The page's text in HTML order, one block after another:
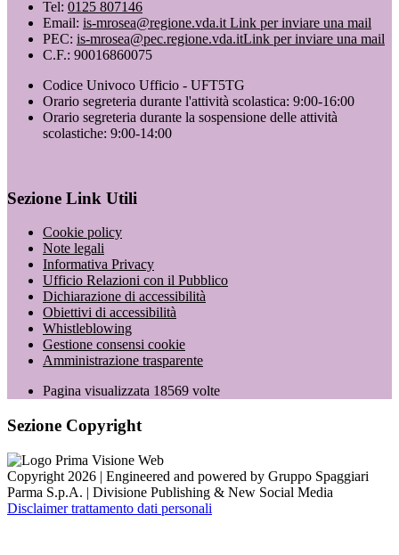
Tel: 0125 807146
Email: is-mrosea@regione.vda.it Link per inviare una mail
PEC: is-mrosea@pec.regione.vda.itLink per inviare una mail
C.F.: 90016860075
Codice Univoco Ufficio - UFT5TG
Orario segreteria durante l'attività scolastica: 9:00-16:00
Orario segreteria durante la sospensione delle attività
scolastiche: 9:00-14:00
Sezione Link Utili
Cookie policy
Note legali
Informativa Privacy
Ufficio Relazioni con il Pubblico
Dichiarazione di accessibilità
Obiettivi di accessibilità
Whistleblowing
Gestione consensi cookie
Amministrazione trasparente
Pagina visualizzata 18569 volte
Sezione Copyright
Copyright 2026 | Engineered and powered by Gruppo Spaggiari
Parma S.p.A. | Divisione Publishing & New Social Media
Disclaimer trattamento dati personali